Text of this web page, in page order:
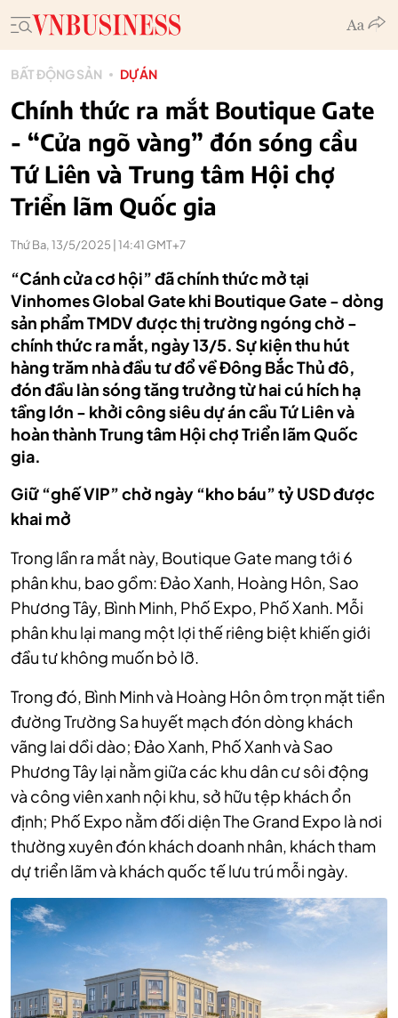
BẤT ĐỘNG SẢN DỰ ÁN
Chính thức ra mắt Boutique Gate
- “Cửa ngõ vàng” đón sóng cầu
Tứ Liên và Trung tâm Hội chợ
Triển lãm Quốc gia
Thứ Ba, 13/5/2025 | 14:41 GMT+7
“Cánh cửa cơ hội” đã chính thức mở tại
Vinhomes Global Gate khi Boutique Gate - dòng
sản phẩm TMDV được thị trường ngóng chờ -
chính thức ra mắt, ngày 13/5. Sự kiện thu hút
hàng trăm nhà đầu tư đổ về Đông Bắc Thủ đô,
đón đầu làn sóng tăng trưởng từ hai cú hích hạ
tầng lớn - khởi công siêu dự án cầu Tứ Liên và
hoàn thành Trung tâm Hội chợ Triển lãm Quốc
gia.
Giữ “ghế VIP” chờ ngày “kho báu” tỷ USD được
khai mở
Trong lần ra mắt này, Boutique Gate mang tới 6
phân khu, bao gồm: Đảo Xanh, Hoàng Hôn, Sao
Phương Tây, Bình Minh, Phố Expo, Phố Xanh. Mỗi
phân khu lại mang một lợi thế riêng biệt khiến giới
đầu tư không muốn bỏ lỡ.
Trong đó, Bình Minh và Hoàng Hôn ôm trọn mặt tiền
đường Trường Sa huyết mạch đón dòng khách
vãng lai dồi dào; Đảo Xanh, Phố Xanh và Sao
Phương Tây lại nằm giữa các khu dân cư sôi động
và công viên xanh nội khu, sở hữu tệp khách ổn
định; Phố Expo nằm đối diện The Grand Expo là nơi
thường xuyên đón khách doanh nhân, khách tham
dự triển lãm và khách quốc tế lưu trú mỗi ngày.